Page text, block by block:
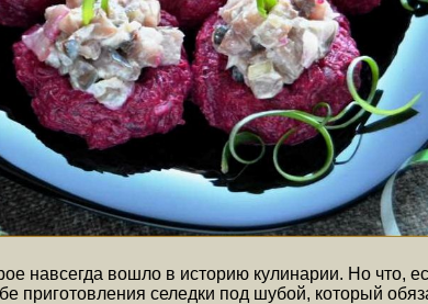
навсегда вошло в историю кулинарии. Но что,
селедки под шубой, который